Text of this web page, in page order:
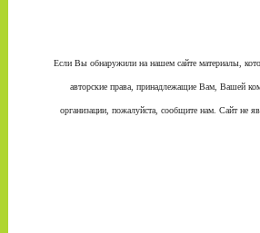
Если Вы обнаружили на нашем сайте материалы,
авторские права, принадлежащие Вам, Вашей
организации, пожалуйста, сообщите нам. Сайт не